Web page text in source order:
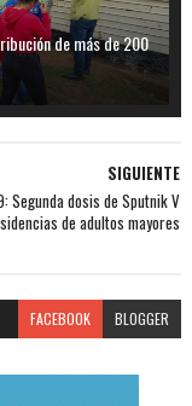
de más de 200
SIGUIENTE
Segunda dosis de Sputnik V
de adultos mayores
FACEBOOK BLOGGER